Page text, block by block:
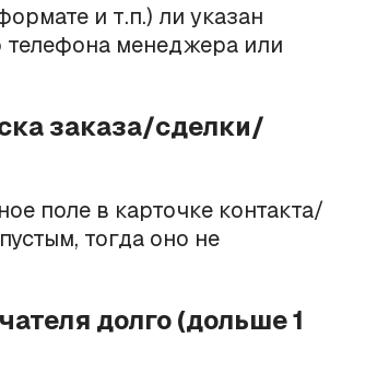
и т.п.) ли указан
телефона менеджера или
заказа/сделки/
поле в карточке контакта/
тогда оно не
долго (дольше 1